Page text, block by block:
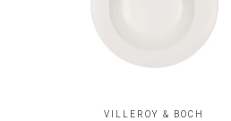
VILLEROY & BOCH